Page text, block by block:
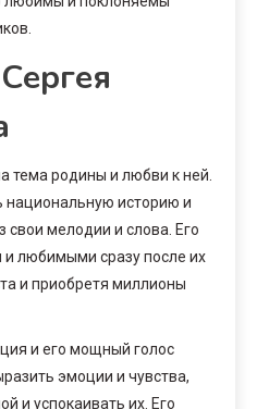
тема родины и любви к ней.
национальную историю и
свои мелодии и слова. Его
любимыми сразу после их
и приобретя миллионы
и его мощный голос
эмоции и чувства,
и успокаивать их. Его